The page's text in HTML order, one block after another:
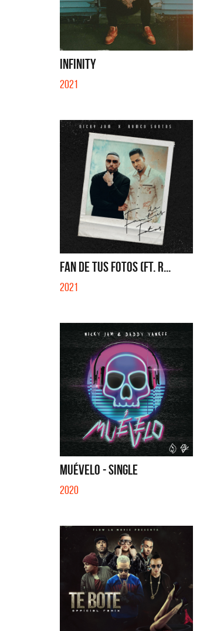
INFINITY
2021
FAN DE TUS FOTOS (FT. R...
2021
MUÉVELO - SINGLE
2020